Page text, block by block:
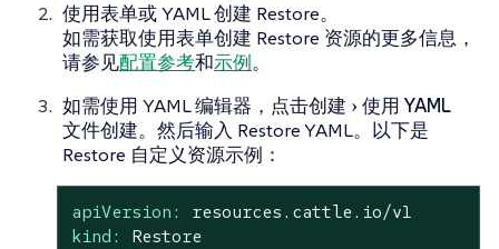
使用表单或 YAML 创建 Restore。
如需获取使用表单创建 Restore 资源的更多信息，
请参见配置参考和示例。
如需使用 YAML 编辑器，点击创建
使用 YAML
文件创建。然后输入 Restore YAML。以下是
Restore 自定义资源示例：
apiVersion:
resources.cattle.io/v1
kind:
Restore